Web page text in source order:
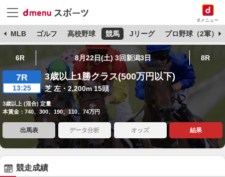
dメニュー
MLB ゴルフ 高校野球 競馬 Jリーグ プロ野球（2軍）
6R 8月22日(土) 3回新潟3日 8R
7R
13:25
3歳以上1勝クラス(500万円以下)
芝 左・2,200m 15頭
3歳以上 (混合) 定量
本賞金：740、300、190、110、74万円
出馬表 データ分析 オッズ 結果
競走成績